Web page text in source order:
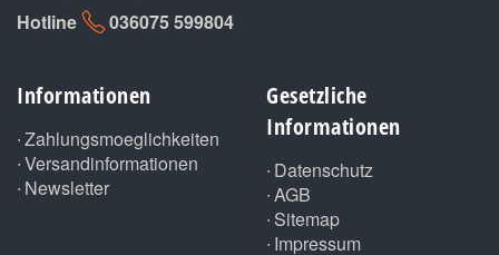
Hotline
036075 599804
Informationen
Zahlungsmoeglichkeiten
Versandinformationen
Newsletter
Gesetzliche
Informationen
Datenschutz
AGB
Sitemap
Impressum